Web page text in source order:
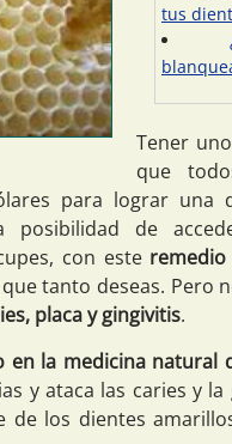
tus
Tener
que
para lograr una
de
con este
tanto deseas. Pero
placa y gingivitis.
la medicina natural
y ataca las caries y
de los dientes